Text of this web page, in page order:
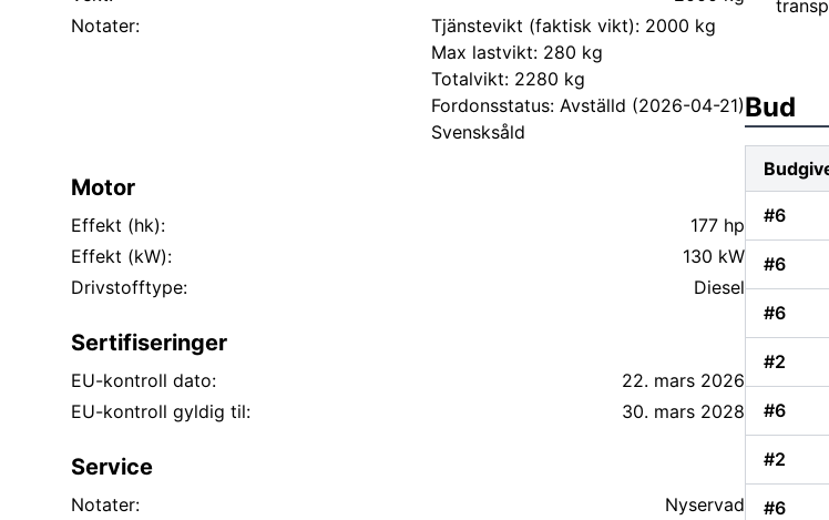
Notater:
Tjänstevikt (faktisk vikt): 2000 kg
Max lastvikt: 280 kg
Totalvikt: 2280 kg
Fordonsstatus: Avställd (2026-04-21)
Svensksåld
Motor
Effekt (hk):
177 hp
Effekt (kW):
130 kW
Drivstofftype:
Diesel
Sertifiseringer
EU-kontroll dato:
22. mars 2026
EU-kontroll gyldig til:
30. mars 2028
Service
Notater:
Bud
#6
#6
#6
#2
#6
#2
#6